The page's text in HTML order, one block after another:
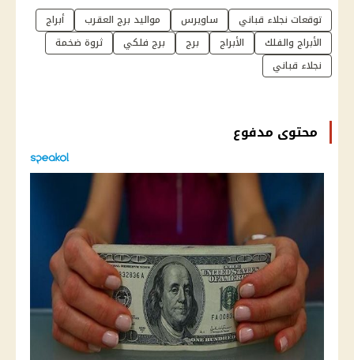
توقعات نجلاء قباني ساويرس مواليد برج العقرب
أبراج
الأبراج والفلك
الأبراج برج برج فلكي
ثروة ضخمة
نجلاء قباني
محتوى مدفوع